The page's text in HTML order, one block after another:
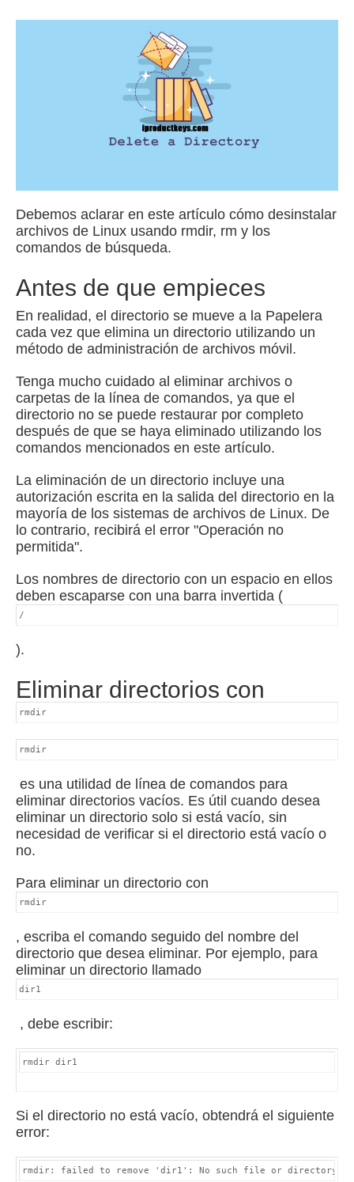
Debemos aclarar en este artículo cómo desinstalar
archivos de Linux usando rmdir, rm y los
comandos de búsqueda.
Antes de que empieces
En realidad, el directorio se mueve a la Papelera
cada vez que elimina un directorio utilizando un
método de administración de archivos móvil.
Tenga mucho cuidado al eliminar archivos o
carpetas de la línea de comandos, ya que el
directorio no se puede restaurar por completo
después de que se haya eliminado utilizando los
comandos mencionados en este artículo.
La eliminación de un directorio incluye una
autorización escrita en la salida del directorio en la
mayoría de los sistemas de archivos de Linux. De
lo contrario, recibirá el error "Operación no
permitida".
Los nombres de directorio con un espacio en ellos
deben escaparse con una barra invertida (
/
).
Eliminar directorios con
rmdir
rmdir
es una utilidad de línea de comandos para
eliminar directorios vacíos. Es útil cuando desea
eliminar un directorio solo si está vacío, sin
necesidad de verificar si el directorio está vacío o
no.
Para eliminar un directorio con
rmdir
, escriba el comando seguido del nombre del
directorio que desea eliminar. Por ejemplo, para
eliminar un directorio llamado
dir1
, debe escribir:
rmdir dir1
Si el directorio no está vacío, obtendrá el siguiente
error: